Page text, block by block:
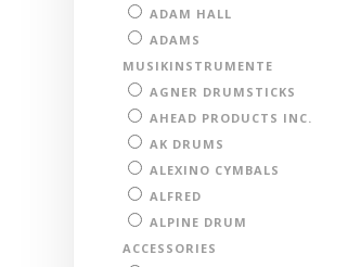
ADAM HALL
ADAMS
MUSIKINSTRUMENTE
AGNER DRUMSTICKS
AHEAD PRODUCTS INC.
AK DRUMS
ALEXINO CYMBALS
ALFRED
ALPINE DRUM
ACCESSORIES